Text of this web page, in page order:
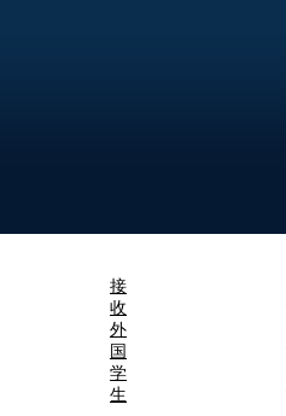
接
收
外
国
学
生